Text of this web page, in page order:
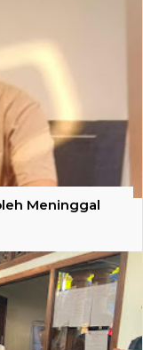
Meninggal